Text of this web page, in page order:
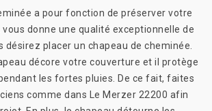
a pour fonction de préserver votre
donne une qualité exceptionnelle de
placer un chapeau de cheminée.
décore votre couverture et il protège
les fortes pluies. De ce fait, faites
comme dans Le Merzer 22200 afin